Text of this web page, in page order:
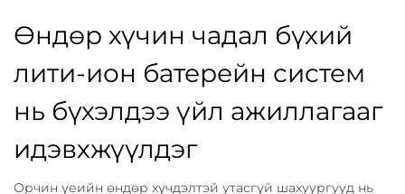
Өндөр хүчин чадал бүхий
лити-ион батерейн систем
нь бүхэлдээ үйл ажиллагааг
идэвхжүүлдэг
Орчин үеийн өндөр хүчдэлтэй утасгүй шахуургууд нь